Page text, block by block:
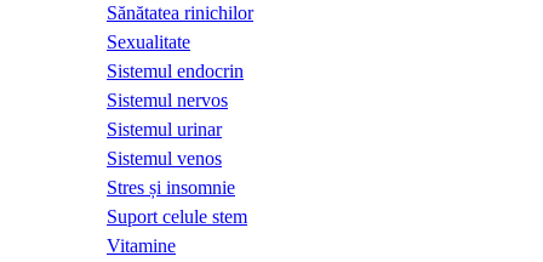
Sănătatea rinichilor
Sexualitate
Sistemul endocrin
Sistemul nervos
Sistemul urinar
Sistemul venos
Stres și insomnie
Suport celule stem
Vitamine